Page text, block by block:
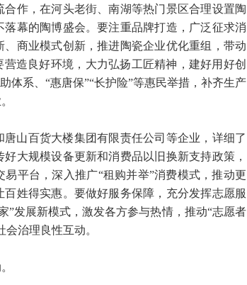
作，在河头老街、南湖等热门景区合理设置陶
幕的陶博盛会。要注重品牌打造，广泛征求消
商业模式创新，推进陶瓷企业优化重组，带动
造良好环境，大力弘扬工匠精神，建好用好创
体系、“惠唐保”“长护险”等惠民举措，补齐生产
山百货大楼集团有限责任公司等企业，详细了
大规模设备更新和消费品以旧换新支持政策，
平台，深入推广“租购并举”消费模式，推动更
姓得实惠。要做好服务保障，充分发挥志愿服
”发展新模式，激发各方参与热情，推动“志愿者
治理良性互动。